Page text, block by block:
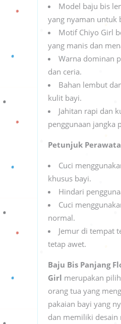
Model baju bis
yang nyaman untuk
Motif Chiyo Girl
yang manis dan
Warna dominan
dan ceria.
Bahan lembut
kulit bayi.
Jahitan rapi dan
penggunaan jangka
Petunjuk
Cuci
khusus bayi.
Hindari
Cuci
normal.
Jemur di tempat
tetap awet.
Baju Bis Panjang
Girl merupakan
orang tua yang
pakaian bayi yang
dan memiliki desain